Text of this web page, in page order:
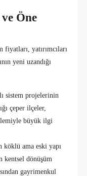
Öne
yatırımcıları
yeni uzandığı
sistem projelerinin
çeper ilçeler,
büyük ilgi
köklü ama eski yapı
kentsel dönüşüm
gayrimenkul